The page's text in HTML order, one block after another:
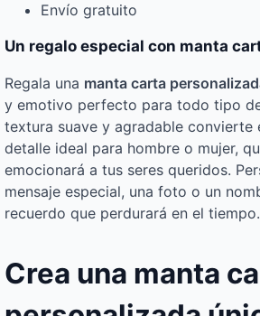
Envío gratuito
Un regalo especial con manta
Regala una manta carta
y emotivo perfecto para todo tipo
textura suave y agradable convierte
detalle ideal para hombre o mujer,
emocionará a tus seres queridos.
mensaje especial, una foto o un
recuerdo que perdurará en el tiempo.
Crea una manta